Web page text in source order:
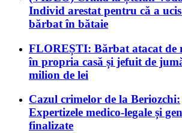
Individ arestat pentru că a
bărbat în bătaie
FLOREȘTI: Bărbat atacat de
în propria casă și jefuit de
milion de lei
Cazul crimelor de la Beriozchi:
Expertizele medico-legale și
finalizate